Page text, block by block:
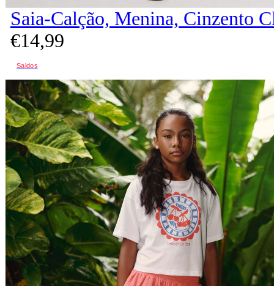
Saia-Calção, Menina, Cinzento
€14,99
Saldos